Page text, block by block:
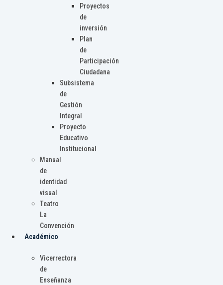
Proyectos
de
inversión
Plan
de
Participación
Ciudadana
Subsistema
de
Gestión
Integral
Proyecto
Educativo
Institucional
Manual
de
identidad
visual
Teatro
La
Convención
Académico
Vicerrectora
de
Enseñanza